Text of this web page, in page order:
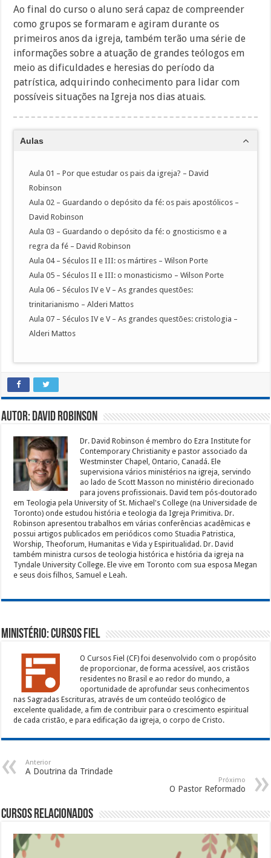
Ao final do curso o aluno será capaz de compreender
como grupos se formaram e agiram durante os
primeiros anos da igreja, também terão uma série de
informações sobre a atuação de grandes teólogos em
meio as dificuldades e heresias do período da
patrística, adquirindo conhecimento para lidar com
possíveis situações na Igreja nos dias atuais.
Aulas
Aula 01 – Por que estudar os pais da igreja? – David
Robinson
Aula 02 – Guardando o depósito da fé: os pais apostólicos –
David Robinson
Aula 03 – Guardando o depósito da fé: o gnosticismo e a
regra da fé – David Robinson
Aula 04 – Séculos II e III: os mártires – Wilson Porte
Aula 05 – Séculos II e III: o monasticismo – Wilson Porte
Aula 06 – Séculos IV e V – As grandes questões:
trinitarianismo – Alderi Mattos
Aula 07 – Séculos IV e V – As grandes questões: cristologia –
Alderi Mattos
Autor: David Robinson
Dr. David Robinson é membro do Ezra Institute for
Contemporary Christianity e pastor associado da
Westminster Chapel, Ontario, Canadá. Ele
supervisiona vários ministérios na igreja, servindo
ao lado de Scott Masson no ministério direcionado
para jovens profissionais. David tem pós-doutorado
em Teologia pela University of St. Michael's College (na Universidade de
Toronto) onde estudou história e teologia da Igreja Primitiva. Dr.
Robinson apresentou trabalhos em várias conferências acadêmicas e
possui artigos publicados em periódicos como Stuadia Patristica,
Worship, Theoforum, Humanitas e Vida y Espiritualidad. Dr. David
também ministra cursos de teologia histórica e história da igreja na
Tyndale University College. Ele vive em Toronto com sua esposa Megan
e seus dois filhos, Samuel e Leah.
Ministério: Cursos Fiel
O Cursos Fiel (CF) foi desenvolvido com o propósito
de proporcionar, de forma acessível, aos cristãos
residentes no Brasil e ao redor do mundo, a
oportunidade de aprofundar seus conhecimentos
nas Sagradas Escrituras, através de um conteúdo teológico de
excelente qualidade, a fim de contribuir para o crescimento espiritual
de cada cristão, e para edificação da igreja, o corpo de Cristo.
Anterior
A Doutrina da Trindade
Próximo
O Pastor Reformado
Cursos Relacionados